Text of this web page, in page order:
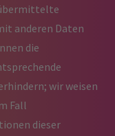
anderen Daten
die
wir weisen
Fall
dieser